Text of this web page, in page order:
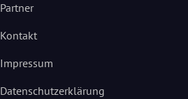
Partner
Kontakt
Impressum
Datenschutzerklärung